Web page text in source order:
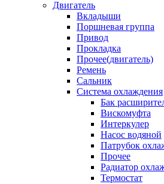
Двигатель
Вкладыши
Поршневая группа
Привод
Прокладка
Прочее(двигатель)
Ремень
Сальник
Система охлаждения
Бак
Вискомуфта
Интеркулер
Насос водяной
Патрубок
Прочее
Радиатор
Термостат